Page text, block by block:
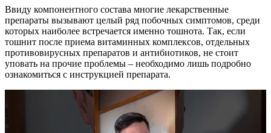
Ввиду компонентного состава многие лекарственные
препараты вызывают целый ряд побочных симптомов, среди
которых наиболее встречается именно тошнота. Так, если
тошнит после приема витаминных комплексов, отдельных
противовирусных препаратов и антибиотиков, не стоит
уповать на прочие проблемы – необходимо лишь подробно
ознакомиться с инструкцией препарата.